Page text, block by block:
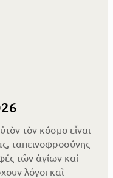
τὸν κόσμο εἶναι
ταπεινοφροσύνης
τῶν ἁγίων καί
λόγοι καὶ